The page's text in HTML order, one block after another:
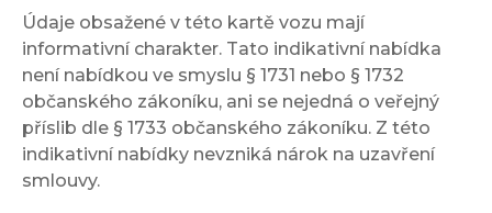
Údaje obsažené v této kartě vozu mají
informativní charakter. Tato indikativní nabídka
není nabídkou ve smyslu § 1731 nebo § 1732
občanského zákoníku, ani se nejedná o veřejný
příslib dle § 1733 občanského zákoníku. Z této
indikativní nabídky nevzniká nárok na uzavření
smlouvy.